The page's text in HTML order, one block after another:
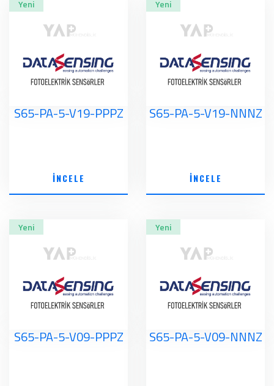
Yeni
S65-PA-5-V19-PPPZ
İNCELE
Yeni
S65-PA-5-V19-NNNZ
İNCELE
Yeni
S65-PA-5-V09-PPPZ
Yeni
S65-PA-5-V09-NNNZ